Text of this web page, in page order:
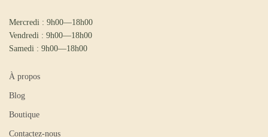
Mercredi : 9h00—18h00
Vendredi : 9h00—18h00
Samedi : 9h00—18h00
À propos
Blog
Boutique
Contactez-nous